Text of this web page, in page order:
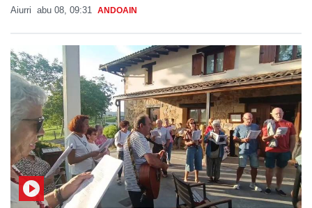
Aiurri abu 08, 09:31 ANDOAIN